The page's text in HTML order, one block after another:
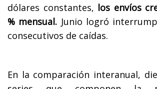
dólares constantes, los envíos
% mensual. Junio logró
consecutivos de caídas.
En la comparación interanual,